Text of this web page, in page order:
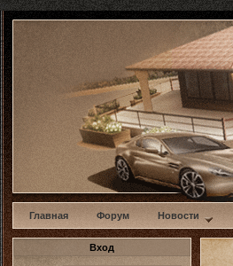
w
Главная Форум Новости
Вход